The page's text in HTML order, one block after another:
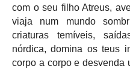
com o seu filho Atreus,
viaja num mundo
criaturas temíveis,
nórdica, domina os teus
corpo a corpo e desvenda